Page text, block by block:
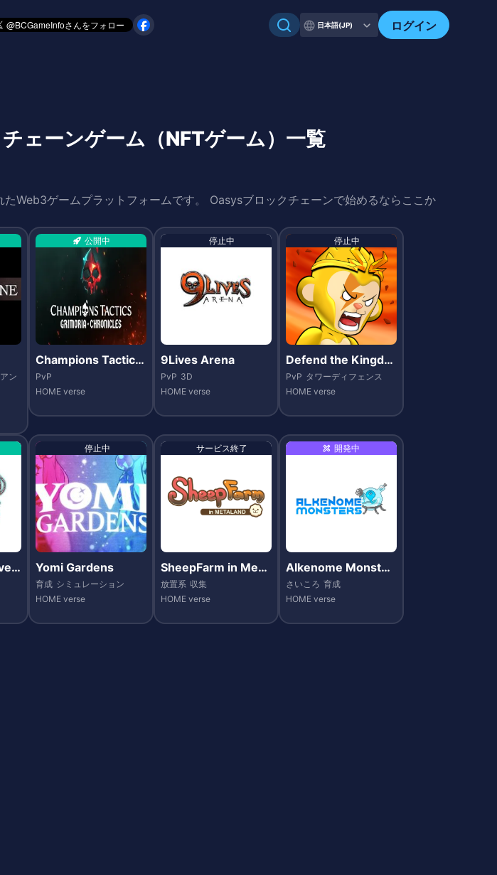
日本語(JP) ログイン
自分のアセットを確認
ェーンゲーム（NFTゲーム）一覧
Web3ゲームプラットフォームです。 Oasysブロックチェーンで始めるならここか
ン
公開中
Champions Tactics
™: グリモリア・クロ
ニクルズ
PvP
HOME verse
停止中
9Lives Arena
PvP 3D
HOME verse
停止中
Defend the Kingdo
m
PvP タワーディフェンス
HOME verse
F
停止中
Yomi Gardens
育成 シミュレーション
HOME verse
サービス終了
SheepFarm in Meta
-land
放置系 収集
HOME verse
開発中
Alkenome Monster
s
さいころ 育成
HOME verse